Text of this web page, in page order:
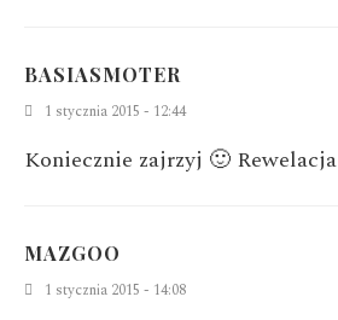
BASIASMOTER
1 stycznia 2015 - 12:44
Koniecznie zajrzyj 🙂
MAZGOO
1 stycznia 2015 - 14:08